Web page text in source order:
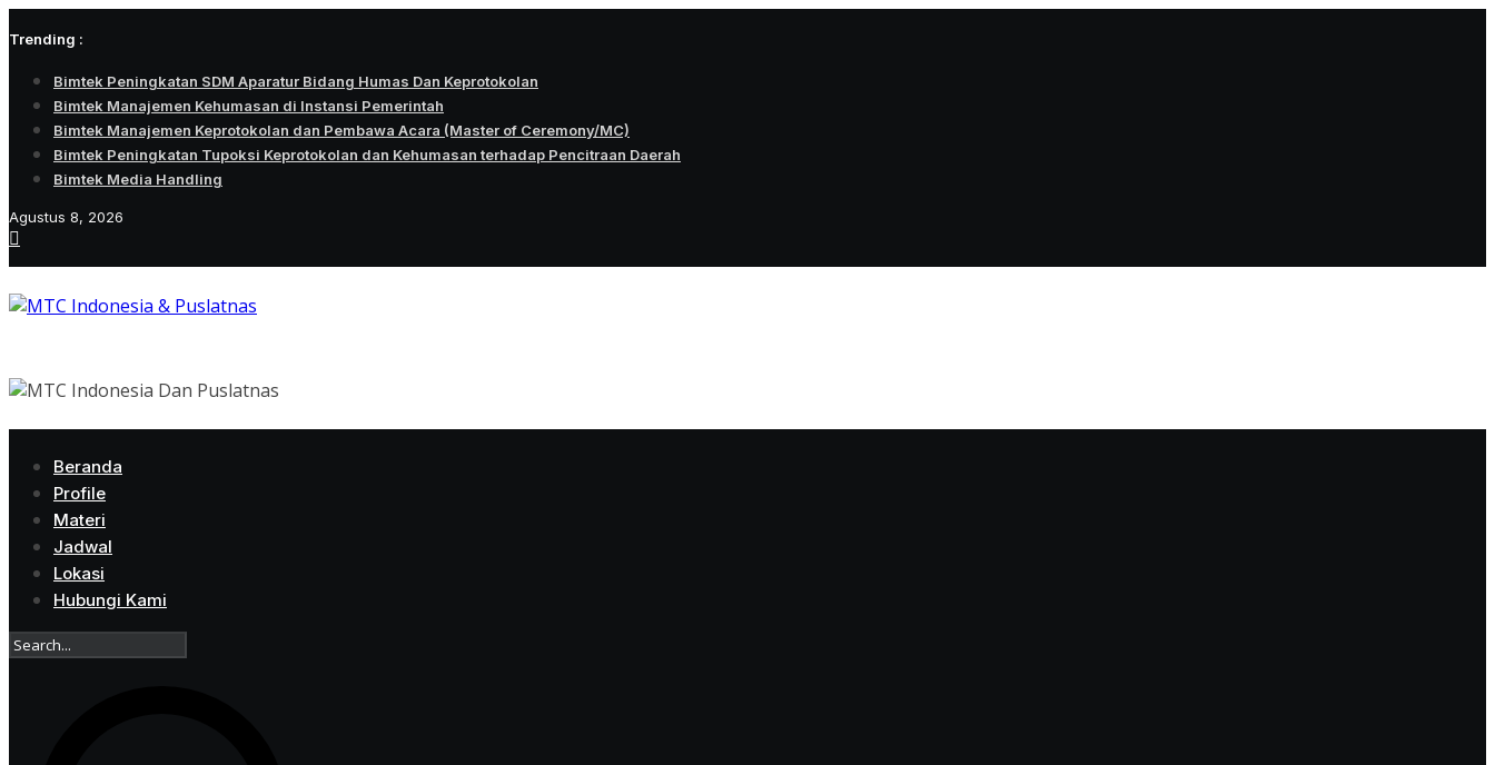
to
Trending :
Bimtek Peningkatan SDM Aparatur Bidang Humas Dan Keprotokolan
Bimtek Manajemen Kehumasan di Instansi Pemerintah
Bimtek Manajemen Keprotokolan dan Pembawa Acara (Master of Ceremony/MC)
Bimtek Peningkatan Tupoksi Keprotokolan dan Kehumasan terhadap Pencitraan Daerah
Bimtek Media Handling
Agustus 8, 2026
Beranda
Profile
Materi
Jadwal
Lokasi
Hubungi Kami